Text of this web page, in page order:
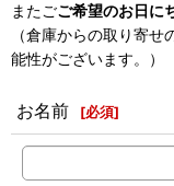
またごご希望のお日に
（倉庫からの取り寄
能性がございます。）
お名前 [必須]